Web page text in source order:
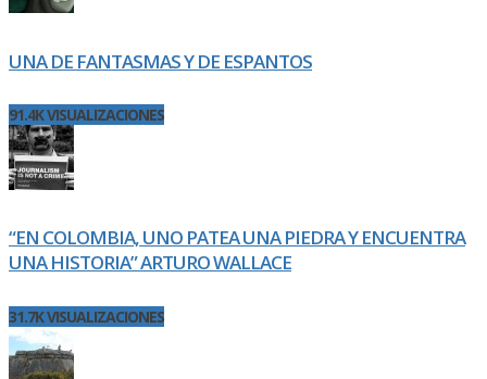
UNA DE FANTASMAS Y DE ESPANTOS
91.4K VISUALIZACIONES
“EN COLOMBIA, UNO PATEA UNA PIEDRA Y ENCUENTRA
UNA HISTORIA” ARTURO WALLACE
31.7K VISUALIZACIONES